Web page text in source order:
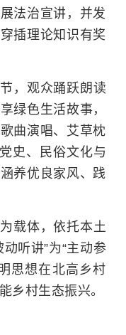
法治宣讲，并发
插理论知识有奖
，观众踊跃朗读
绿色生活故事，
曲演唱、艾草枕
史、民俗文化与
养优良家风、践
载体，依托本土
听讲”为“主动参
思想在北高乡村
乡村生态振兴。